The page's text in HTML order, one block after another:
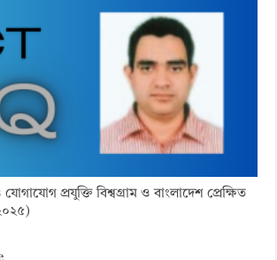
প্রযুক্তি বিশ্বগ্রাম ও বাংলাদেশ প্রেক্ষিত